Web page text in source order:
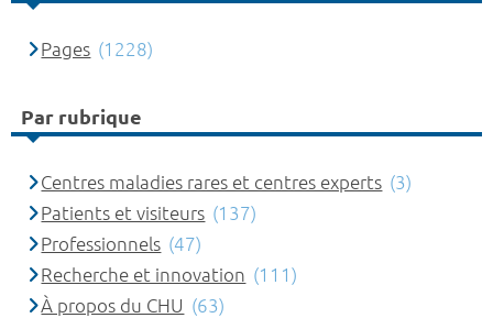
Pages (1228)
Par rubrique
Centres maladies rares et centres experts (3)
Patients et visiteurs (137)
Professionnels (47)
Recherche et innovation (111)
À propos du CHU (63)